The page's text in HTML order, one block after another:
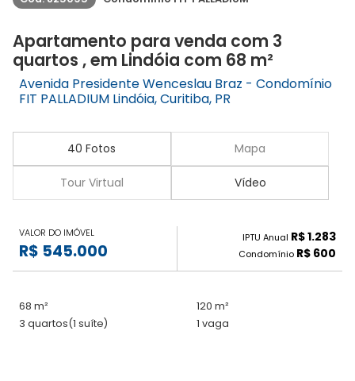
Apartamento para venda com 3
quartos , em Lindóia com 68 m²
Avenida Presidente Wenceslau Braz - Condomínio
FIT PALLADIUM Lindóia, Curitiba, PR
40 Fotos Mapa
Tour Virtual Vídeo
VALOR DO IMÓVEL
R$ 545.000
IPTU Anual R$ 1.283
Condomínio R$ 600
68 m²
120 m²
3 quartos(1 suíte) 1 vaga